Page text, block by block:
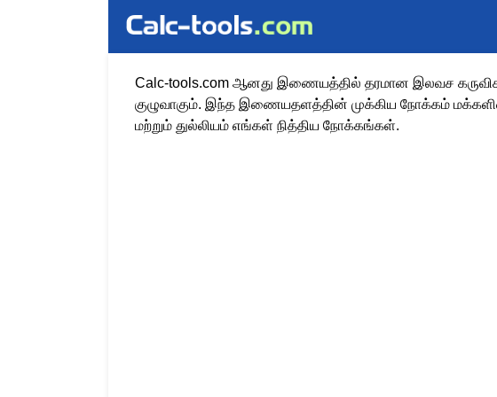
Calc-tools.com ஆனது இணையத்தில் தரமான இலவச
குழுவாகும். இந்த இணையதளத்தின் முக்கிய நோக்கம்
மற்றும் துல்லியம் எங்கள் நித்திய நோக்கங்கள்.